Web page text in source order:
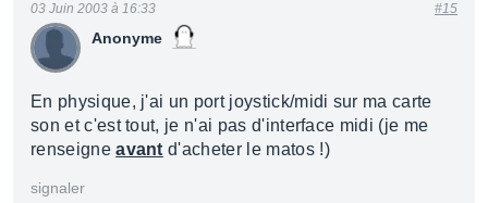
Anonyme
03 Juin 2003 à 16:33 #15
En physique, j'ai un port joystick/midi sur ma carte
son et c'est tout, je n'ai pas d'interface midi (je me
renseigneavant d'acheter le matos !)
signaler